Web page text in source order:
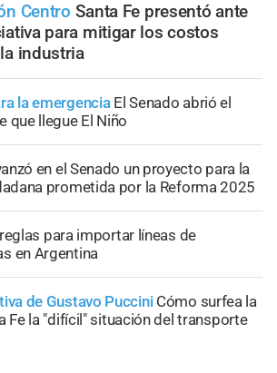
Centro Santa Fe presentó ante
para mitigar los costos
industria
la emergencia El Senado abrió el
que llegue El Niño
en el Senado un proyecto para la
prometida por la Reforma 2025
para importar líneas de
en Argentina
de Gustavo Puccini Cómo surfea la
Fe la "difícil" situación del transporte